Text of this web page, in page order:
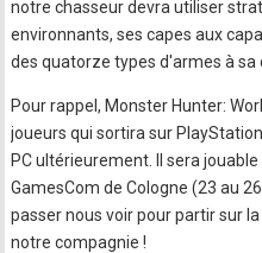
notre chasseur devra utiliser
environnants, ses capes aux
des quatorze types d'armes à sa
Pour rappel, Monster Hunter:
joueurs qui sortira sur
PC ultérieurement. Il sera
GamesCom de Cologne (23 au
passer nous voir pour partir sur
notre compagnie !